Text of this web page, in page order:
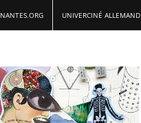
UNIVERCINÉ ALLEMAND